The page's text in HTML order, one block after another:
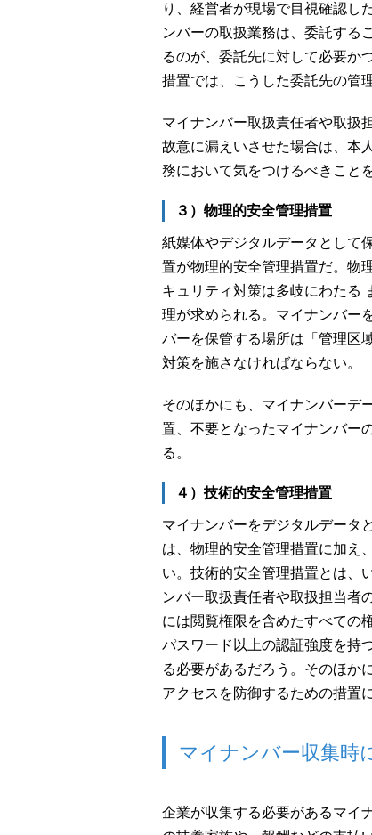
り、経営者が現場で目視確認し
ンバーの取扱業務は、委託する
るのが、委託先に対して必要か
措置では、こうした委託先の管
マイナンバー取扱責任者や取扱
故意に漏えいさせた場合は、本
務において気をつけるべきこと
３）物理的安全管理措置
紙媒体やデジタルデータとして
置が物理的安全管理措置だ。物
キュリティ対策は多岐にわたる
理が求められる。マイナンバー
バーを保管する場所は「管理区
対策を施さなければならない。
そのほかにも、マイナンバーデ
置、不要となったマイナンバー
る。
４）技術的安全管理措置
マイナンバーをデジタルデータ
は、物理的安全管理措置に加え
い。技術的安全管理措置とは、
ンバー取扱責任者や取扱担当者
には閲覧権限を含めたすべての
パスワード以上の認証強度を持
る必要があるだろう。そのほか
アクセスを防御するための措置
マイナンバー収集時
企業が収集する必要があるマイ